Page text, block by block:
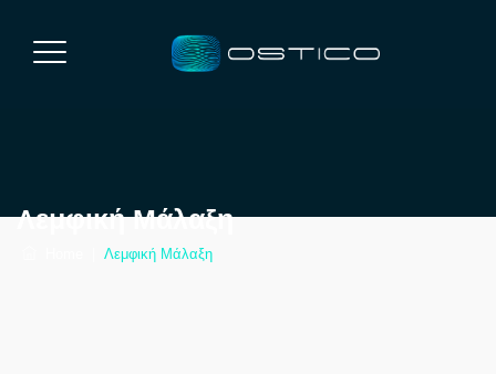
Λεμφική Μάλαξη
Λεμφική Μάλαξη